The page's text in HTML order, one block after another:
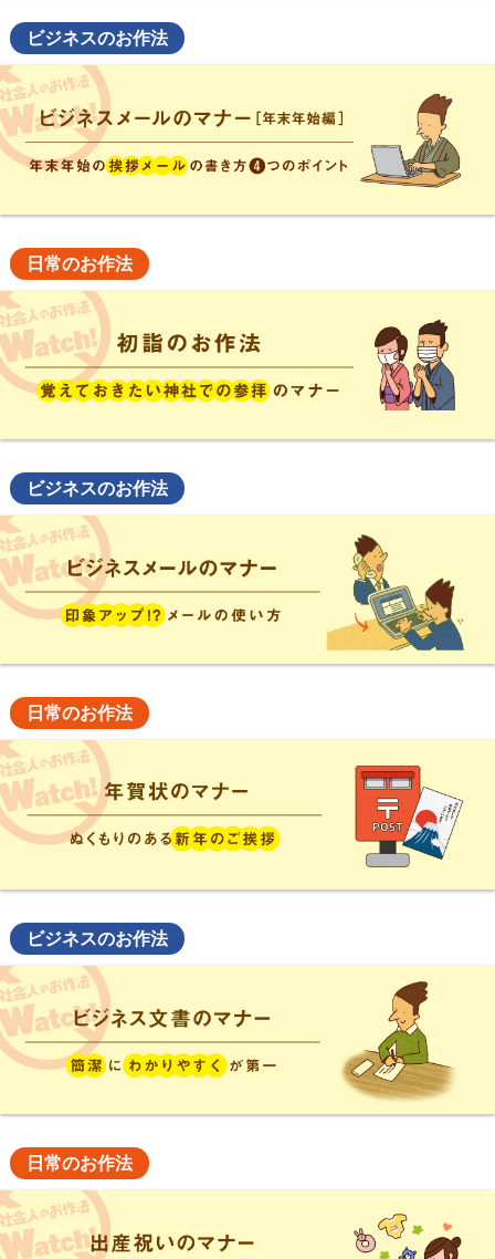
ビジネスのお作法
日常のお作法
ビジネスのお作法
日常のお作法
ビジネスのお作法
日常のお作法